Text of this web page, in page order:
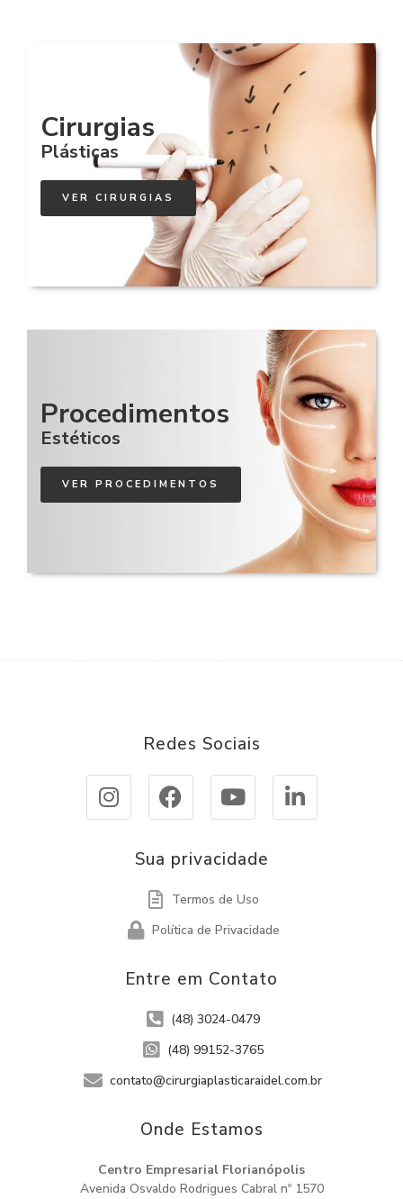
Cirurgias
Plásticas
VER CIRURGIAS
Procedimentos
Estéticos
VER PROCEDIMENTOS
Entre em Contato
(48) 3024-0479
(48) 99152-3765
contato@cirurgiaplasticaraidel.com.br
Onde Estamos​
Centro Empresarial Florianópolis
Avenida Osvaldo Rodrigues Cabral nº 1570
Redes Sociais
Sua privacidade
Termos de Uso
Política de Privacidade